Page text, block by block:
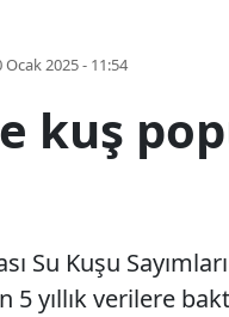
Ocak 2025 - 11:54
kuş
Su Kuşu
yıllık verilere